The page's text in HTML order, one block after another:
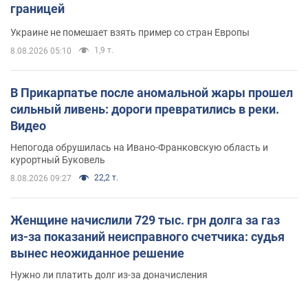
границей
Украине не помешает взять пример со стран Европы
8.08.2026 05:10 1,9 т.
В Прикарпатье после аномальной жары прошел
сильный ливень: дороги превратились в реки.
Видео
Непогода обрушилась на Ивано-Франковскую область и
курортный Буковель
8.08.2026 09:27 22,2 т.
Женщине начислили 729 тыс. грн долга за газ
из-за показаний неисправного счетчика: судья
вынес неожиданное решение
Нужно ли платить долг из-за доначисления